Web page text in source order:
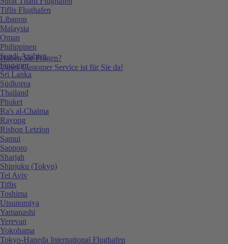
Haben Sie Fragen?
Unser Customer Service ist für Sie da!
Tiflis Flughafen
Libanon
Malaysia
Oman
Philippinen
Saudi-Arabien
Singapur
Sri Lanka
Südkorea
Thailand
Phuket
Ra's al-Chaima
Rayong
Rishon Letzion
Samui
Sapporo
Sharjah
Shinjuku (Tokyo)
Tel Aviv
Tiflis
Toshima
Utsunomiya
Yamanashi
Yerevan
Yokohama
Tokyo-Haneda International Flughafen